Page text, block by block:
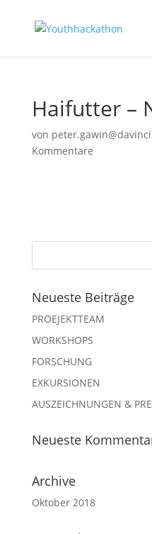
Haifutter –
von
Kommentare
Neueste Beiträge
PROEJEKTTEAM
WORKSHOPS
FORSCHUNG
EXKURSIONEN
AUSZEICHNUNGEN &
Neueste
Archive
Oktober 2018